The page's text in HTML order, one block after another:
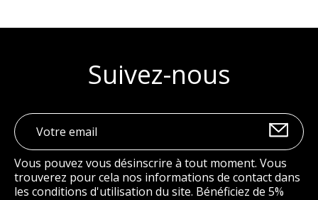
Suivez-nous
Vous pouvez vous désinscrire à tout moment. Vous
trouverez pour cela nos informations de contact dans
les conditions d'utilisation du site. Bénéficiez de 5%